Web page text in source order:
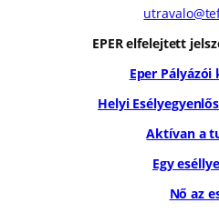
EPER elfelejtett
Eper
Helyi
Aktívan a
Egy
Nő az